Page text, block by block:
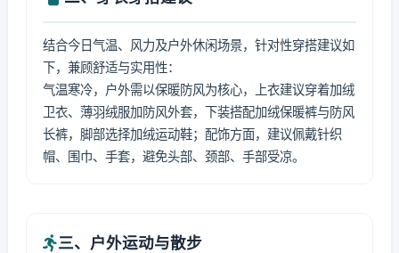
结合今日气温、风力及户外休闲场景，针对性穿搭建议如
下，兼顾舒适与实用性：
气温寒冷，户外需以保暖防风为核心，上衣建议穿着加绒
卫衣、薄羽绒服加防风外套，下装搭配加绒保暖裤与防风
长裤，脚部选择加绒运动鞋；配饰方面，建议佩戴针织
帽、围巾、手套，避免头部、颈部、手部受凉。
三、户外运动与散步